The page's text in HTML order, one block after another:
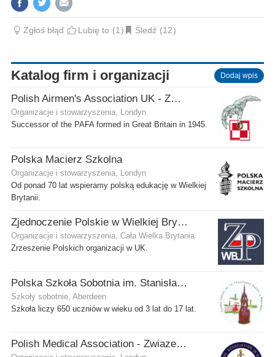
Zgłoś błąd Lubię to 1 Śledź 12
Katalog firm i organizacji Dodaj wpis
Polish Airmen's Association UK - Związek Lotników Polskich WB
Organizacje i stowarzyszenia, Londyn
Successor of the PAFA formed in Great Britain in 1945.
Polska Macierz Szkolna
Organizacje i stowarzyszenia, Londyn
Od ponad 70 lat wspieramy polską edukację w Wielkiej
Brytanii.
Zjednoczenie Polskie w Wielkiej Brytanii
Organizacje i stowarzyszenia, Cała Wielka Brytania
Zrzeszenie Polskich organizacji w UK.
Polska Szkoła Sobotnia im. Stanisława Kostki
Szkoły sobotnie, Aberdeen
Szkoła liczy 650 uczniów w wieku od 3 lat do 17 lat.
Polish Medical Association - Zwiazek Lekarzy Polskich w Wielkiej Brytanii